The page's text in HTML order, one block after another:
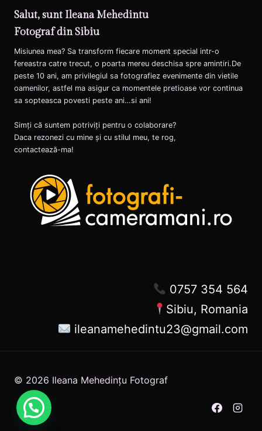
Salut, sunt Ileana Mehedintu
Fotograf din Sibiu
Misiunea mea? Sa transform fiecare moment special intr-o
fereastra catre trecut, o poarta mereu deschisa spre amintiri.De
peste 10 ani, am privilegiul sa fotografiez evenimente din vietile
oamenilor, astfel ma asigur ca momentele pretioase vor continua
sa sopteasca povesti peste ani…si ani!
Simți că suntem potriviți pentru o colaborare?
Daca rezonezi cu mine și cu stilul meu, te rog,
contactează-ma!
0757 354 564
Sibiu, Romania
ileanamehedintu23@gmail.com
© 2026 Ileana Mehedințu Fotograf